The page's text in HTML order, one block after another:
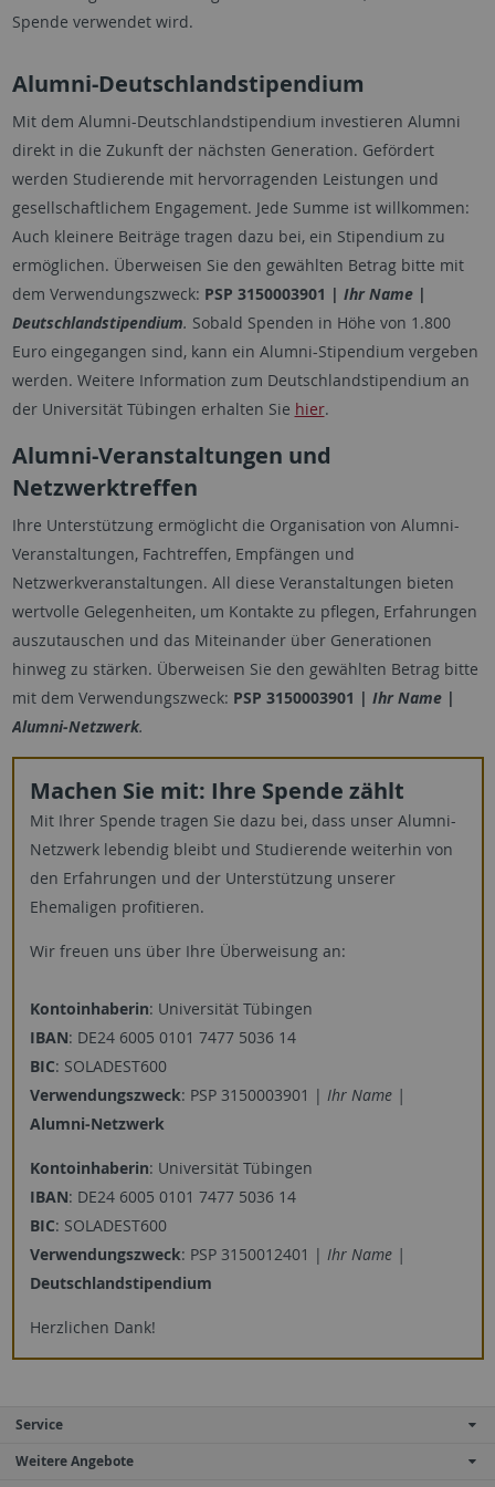
Spende verwendet wird.
Alumni-Deutschlandstipendium
Mit dem Alumni-Deutschlandstipendium investieren Alumni
direkt in die Zukunft der nächsten Generation. Gefördert
werden Studierende mit hervorragenden Leistungen und
gesellschaftlichem Engagement. Jede Summe ist willkommen:
Auch kleinere Beiträge tragen dazu bei, ein Stipendium zu
ermöglichen. Überweisen Sie den gewählten Betrag bitte mit
dem Verwendungszweck: PSP 3150003901 | Ihr Name |
Deutschlandstipendium. Sobald Spenden in Höhe von 1.800
Euro eingegangen sind, kann ein Alumni-Stipendium vergeben
werden. Weitere Information zum Deutschlandstipendium an
der Universität Tübingen erhalten Sie hier.
Alumni-Veranstaltungen und
Netzwerktreffen
Ihre Unterstützung ermöglicht die Organisation von Alumni-
Veranstaltungen, Fachtreffen, Empfängen und
Netzwerkveranstaltungen. All diese Veranstaltungen bieten
wertvolle Gelegenheiten, um Kontakte zu pflegen, Erfahrungen
auszutauschen und das Miteinander über Generationen
hinweg zu stärken. Überweisen Sie den gewählten Betrag bitte
mit dem Verwendungszweck: PSP 3150003901 | Ihr Name |
Alumni-Netzwerk.
Machen Sie mit: Ihre Spende zählt
Mit Ihrer Spende tragen Sie dazu bei, dass unser Alumni-
Netzwerk lebendig bleibt und Studierende weiterhin von
den Erfahrungen und der Unterstützung unserer
Ehemaligen profitieren.
Wir freuen uns über Ihre Überweisung an:
Kontoinhaberin: Universität Tübingen
IBAN: DE24 6005 0101 7477 5036 14
BIC: SOLADEST600
Verwendungszweck: PSP 3150003901 | Ihr Name |
Alumni-Netzwerk
Kontoinhaberin: Universität Tübingen
IBAN: DE24 6005 0101 7477 5036 14
BIC: SOLADEST600
Verwendungszweck: PSP 3150012401 | Ihr Name |
Deutschlandstipendium
Herzlichen Dank!
Service
Weitere Angebote